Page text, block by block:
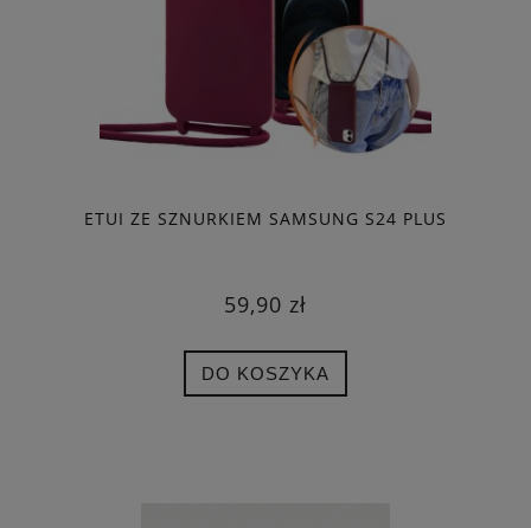
ETUI ZE SZNURKIEM SAMSUNG S24 PLUS
59,90 zł
DO KOSZYKA